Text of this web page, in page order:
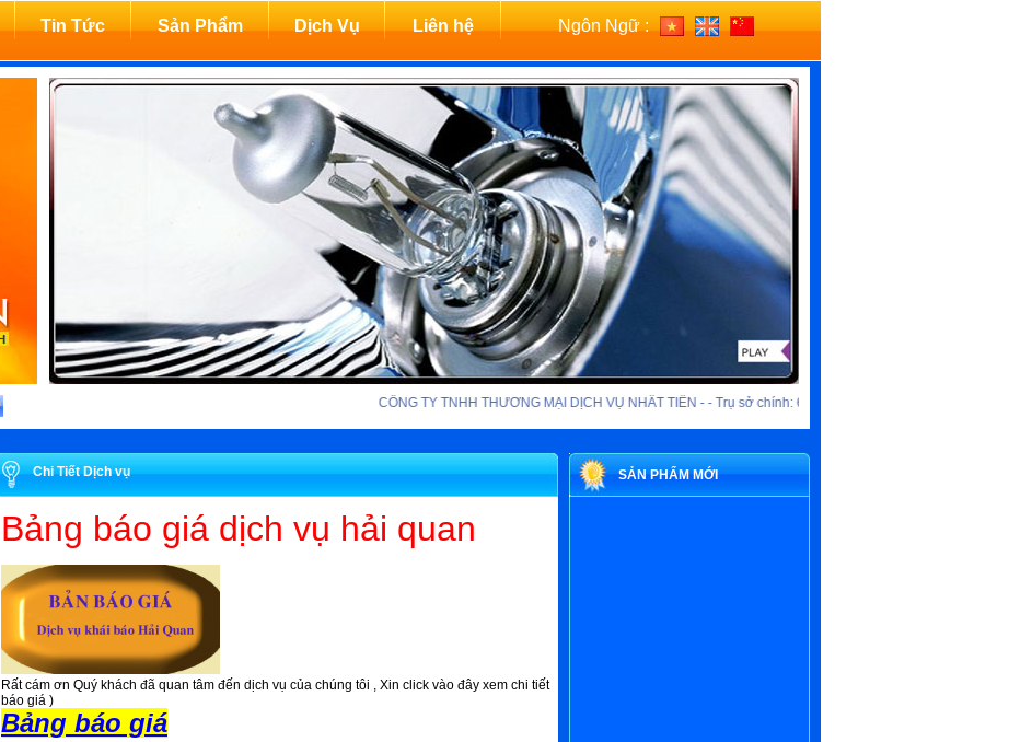
Tin Tức Sản Phẩm Dịch Vụ Liên hệ Ngôn Ngữ :
CÔNG TY TNHH THƯƠNG MẠI DỊCH VỤ NHẤT TIẾN - - Trụ sở chính: 62/73 Lý Chính Thắng, Quận 3,
Chi Tiết Dịch vụ
Bảng báo giá dịch vụ hải quan
Rất cám ơn Quý khách đã quan tâm đến dịch vụ của chúng tôi , Xin click vào đây xem chi tiết
báo giá )
Bảng báo giá
SẢN PHẨM MỚI